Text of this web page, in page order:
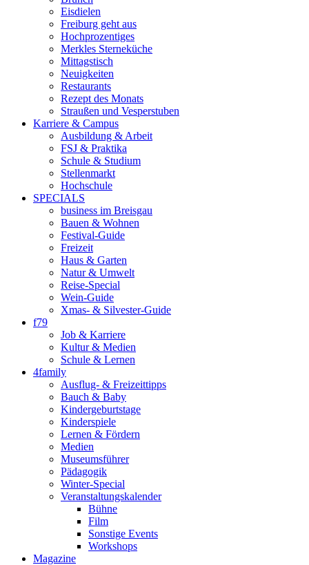
Eisdielen
Freiburg geht aus
Hochprozentiges
Merkles Sterneküche
Mittagstisch
Neuigkeiten
Restaurants
Rezept des Monats
Straußen und Vesperstuben
Karriere & Campus
Ausbildung & Arbeit
FSJ & Praktika
Schule & Studium
Stellenmarkt
Hochschule
SPECIALS
business im Breisgau
Bauen & Wohnen
Festival-Guide
Freizeit
Haus & Garten
Natur & Umwelt
Reise-Special
Wein-Guide
Xmas- & Silvester-Guide
f79
Job & Karriere
Kultur & Medien
Schule & Lernen
4family
Ausflug- & Freizeittipps
Bauch & Baby
Kindergeburtstage
Kinderspiele
Lernen & Fördern
Medien
Museumsführer
Pädagogik
Winter-Special
Veranstaltungskalender
Bühne
Film
Sonstige Events
Workshops
Magazine